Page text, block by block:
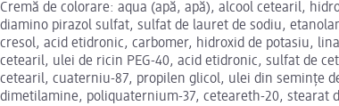
Cremă de colorare: aqua (apă, apă), alcool cetearil,
diamino pirazol sulfat, sulfat de lauret de sodiu,
cresol, acid etidronic, carbomer, hidroxid de potasiu,
cetearil, ulei de ricin PEG-40, acid etidronic, sulfat de
cetearil, cuaterniu-87, propilen glicol, ulei din semințe
dimetilamine, poliquaternium-37, ceteareth-20,